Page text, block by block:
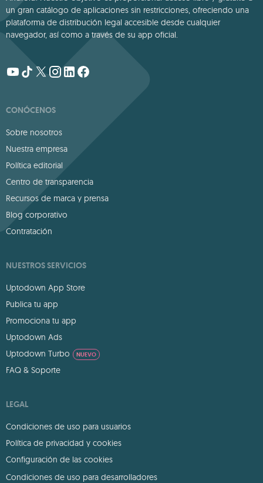
un gran catálogo de aplicaciones sin restricciones, ofreciendo una
plataforma de distribución legal accesible desde cualquier
navegador, así como a través de su app oficial.
CONÓCENOS
Sobre nosotros
Nuestra empresa
Política editorial
Centro de transparencia
Recursos de marca y prensa
Blog corporativo
Contratación
NUESTROS SERVICIOS
Uptodown App Store
Publica tu app
Promociona tu app
Uptodown Ads
Uptodown Turbo
NUEVO
FAQ & Soporte
LEGAL
Condiciones de uso para usuarios
Política de privacidad y cookies
Configuración de las cookies
Condiciones de uso para desarrolladores